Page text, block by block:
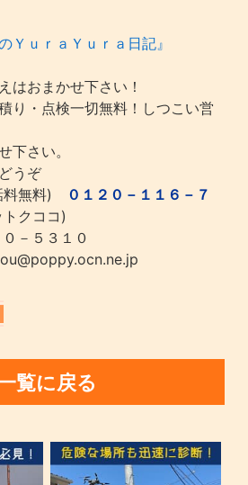
ＹｕｒａＹｕｒａ日記』
はおまかせ下さい！
り・点検一切無料！しつこい営
下さい。
うぞ
料無料)
０１２０－１１６－７
クココ)
－５３１０
覧に戻る